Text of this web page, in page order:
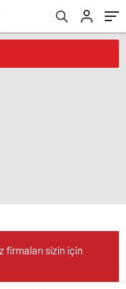
firmaları sizin için